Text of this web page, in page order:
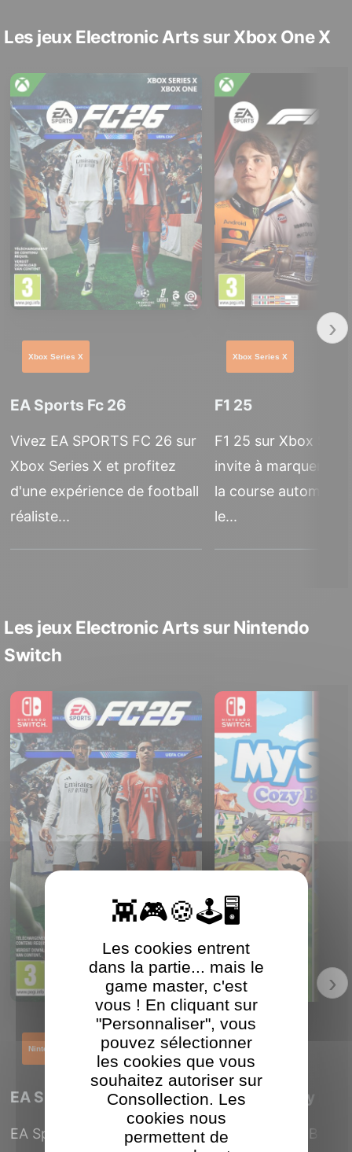
Les jeux Electronic Arts sur Xbox One X
Xbox Series X
EA Sports Fc 26
Vivez EA SPORTS FC 26 sur
Xbox Series X et profitez
d'une expérience de football
réaliste...
Xbox Series X
F1 25
F1 25 sur Xbox
invite à marquer
la course
le...
›
Les jeux Electronic Arts sur Nintendo
Switch
Nintendo Switch
EA Sports Fc 26
EA Sports FC 26 sur Switch
Nintendo Switch
MySims Cozy
MySims Cozy
›
Les cookies entrent
dans la partie... mais le
game master, c'est
vous ! En cliquant sur
"Personnaliser", vous
pouvez sélectionner
les cookies que vous
souhaitez autoriser sur
Consollection. Les
cookies nous
permettent de